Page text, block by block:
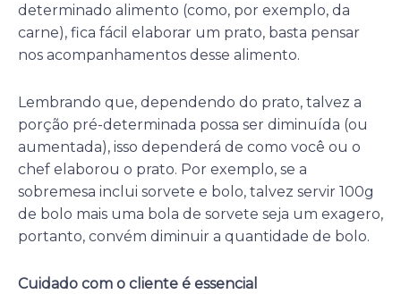
determinado alimento (como, por exemplo, da
carne), fica fácil elaborar um prato, basta pensar
nos acompanhamentos desse alimento.
Lembrando que, dependendo do prato, talvez a
porção pré-determinada possa ser diminuída (ou
aumentada), isso dependerá de como você ou o
chef elaborou o prato. Por exemplo, se a
sobremesa inclui sorvete e bolo, talvez servir 100g
de bolo mais uma bola de sorvete seja um exagero,
portanto, convém diminuir a quantidade de bolo.
Cuidado com o cliente é essencial